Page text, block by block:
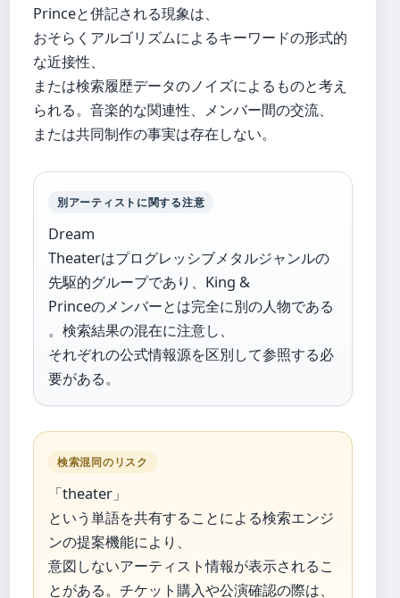
Princeと併記される現象は、
おそらくアルゴリズムによるキーワードの形式的
な近接性、
または検索履歴データのノイズによるものと考え
られる。音楽的な関連性、メンバー間の交流、
または共同制作の事実は存在しない。
別アーティストに関する注意
Dream
Theaterはプログレッシブメタルジャンルの
先駆的グループであり、King &
Princeのメンバーとは完全に別の人物である
。検索結果の混在に注意し、
それぞれの公式情報源を区別して参照する必
要がある。
検索混同のリスク
「theater」
という単語を共有することによる検索エンジ
ンの提案機能により、
意図しないアーティスト情報が表示されるこ
とがある。チケット購入や公演確認の際は、